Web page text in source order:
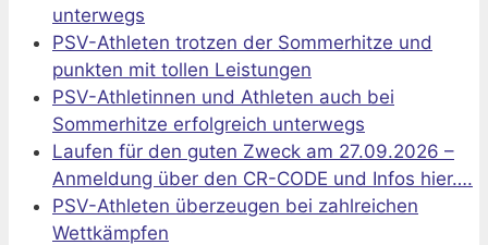
unterwegs
PSV-Athleten trotzen der Sommerhitze und
punkten mit tollen Leistungen
PSV-Athletinnen und Athleten auch bei
Sommerhitze erfolgreich unterwegs
Laufen für den guten Zweck am 27.09.2026 –
Anmeldung über den CR-CODE und Infos hier….
PSV-Athleten überzeugen bei zahlreichen
Wettkämpfen